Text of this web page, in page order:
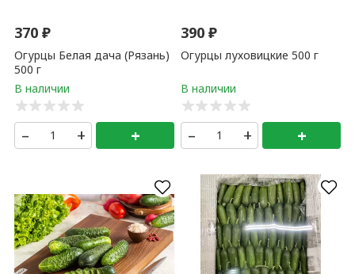
370₽
Огурцы Белая дача (Рязань)
500 г
– + +
390₽
Огурцы луховицкие 500 г
– + +